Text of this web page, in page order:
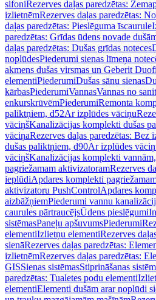
sifoniRezerves daļas paredzētas:
izlietnēmRezerves daļas paredzētas:
daļas paredzētas: Pieslēguma īscaurule
paredzētas: Grīdas ūdens novade
daļas paredzētas: Dušas grīdas noteces
noplūdesPiederumi sienas līmeņa
akmens dušas virsmas un Geberit
elementiPiederumiDušas sānu sienas
kārbasPiederumiVannasVannas no
enkurskrūvēmPiederumiRemonta
paliktņiem, d52Ar izplūdes vāciņu
vāciņšKanalizācijas komplekti dušas
vāciņaRezerves daļas paredzētas: Bez
dušas paliktņiem, d90Ar izplūdes
vāciņšKanalizācijas komplekti
pagriežamam aktivizatoramRezerves
ieplūdiApdares komplekti
aktivizatoru PushControlApdares
aizbāžņiemPiederumi vannu
caurules pārtraucējsŪdens pieslēgumi
sistēmasPaneļu apšuvumsPiederumi
elementiIzlietņu elementiRezerves
sienāRezerves daļas paredzētas:
izlietnēmRezerves daļas paredzētas:
GISSienas sistēmasStiprināšanas
paredzētas: Tualetes podu elementi
elementiElementi dušām arar noplūdi